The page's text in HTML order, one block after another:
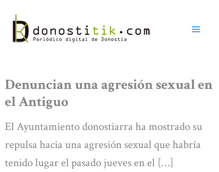
contenido
Denuncian una agresión sexual en
el Antiguo
El Ayuntamiento donostiarra ha mostrado su
repulsa hacia una agresión sexual que habría
tenido lugar el pasado jueves en el […]